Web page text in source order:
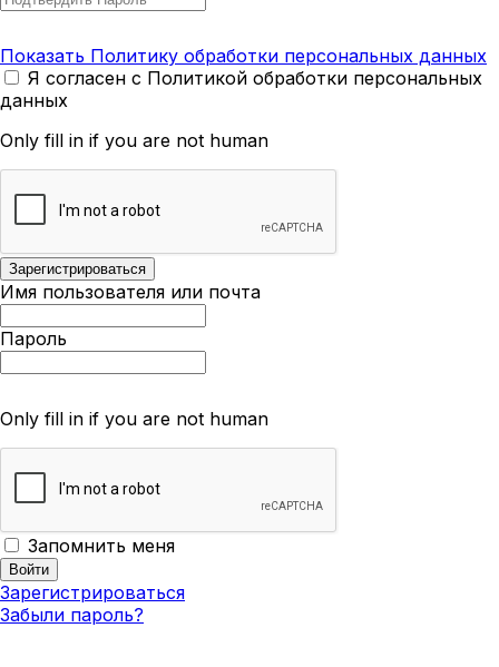
Показать Политику обработки персональных данных
Я согласен с Политикой обработки персональных
данных
Only fill in if you are not human
Имя пользователя или почта
Пароль
Only fill in if you are not human
Запомнить меня
Зарегистрироваться
Забыли пароль?